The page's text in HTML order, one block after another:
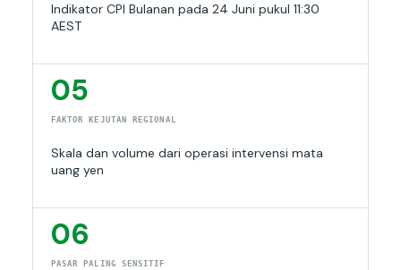
Indikator CPI Bulanan pada 24 Juni pukul 11:30
AEST
05
FAKTOR KEJUTAN REGIONAL
Skala dan volume dari operasi intervensi mata
uang yen
06
PASAR PALING SENSITIF